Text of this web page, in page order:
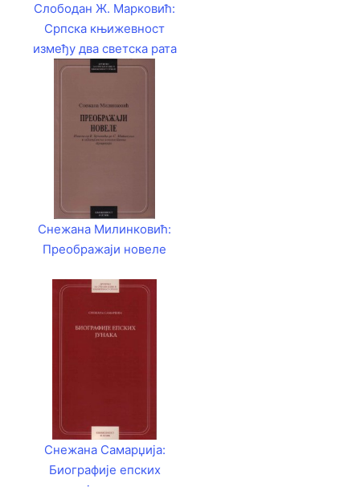
Слободан Ж. Марковић:
Српска књижевност
између два светска рата
Снежана Милинковић:
Преображаји новеле
Снежана Самарџија:
Биографије епских